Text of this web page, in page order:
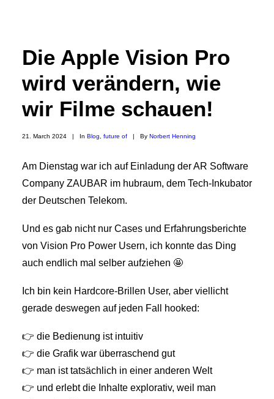
Search
Die Apple Vision Pro
wird verändern, wie
wir Filme schauen!
21. March 2024 | In Blog future of | By Norbert Henning
Am Dienstag war ich auf Einladung der AR Software
Company ZAUBAR im hubraum, dem Tech-Inkubator
der Deutschen Telekom.
Und es gab nicht nur Cases und Erfahrungsberichte
von Vision Pro Power Usern, ich konnte das Ding
auch endlich mal selber aufziehen 🤩
Ich bin kein Hardcore-Brillen User, aber viellicht
gerade deswegen auf jeden Fall hooked:
👉 die Bedienung ist intuitiv
👉 die Grafik war überraschend gut
👉 man ist tatsächlich in einer anderen Welt
👉 und erlebt die Inhalte explorativ, weil man